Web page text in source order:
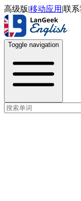
高级版|移动应用 |联系
Toggle navigation